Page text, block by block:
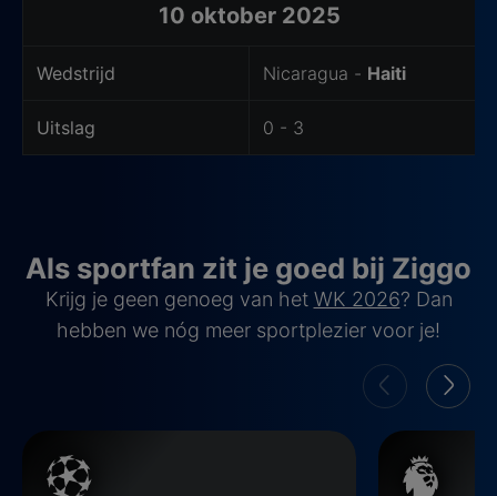
10 oktober 2025
Wedstrijd Nicaragua - Haiti
Uitslag 0 - 3
Als sportfan zit je goed bij Ziggo
Krijg je geen genoeg van het WK 2026? Dan
hebben we nóg meer sportplezier voor je!
Premier